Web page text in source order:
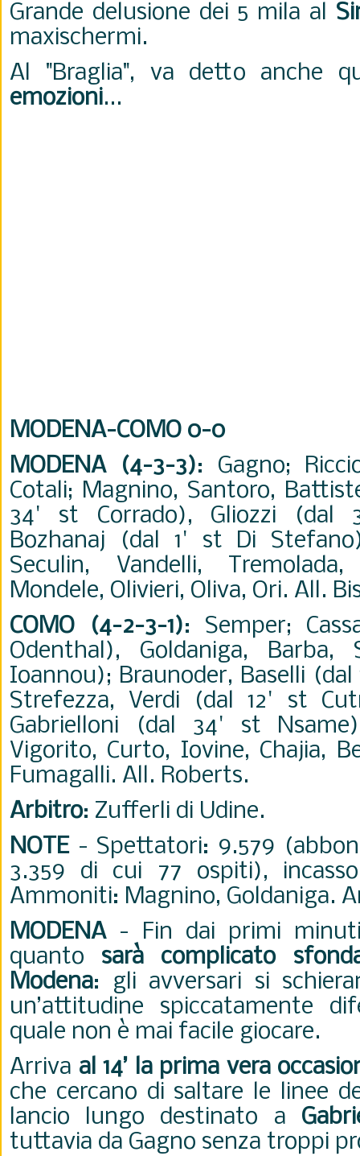
Grande delusione dei 5 mila al
maxischermi.
Al "Braglia", va detto anche
emozioni...
MODENA-COMO 0-0
MODENA (4-3-3): Gagno;
Cotali; Magnino, Santoro,
34' st Corrado), Gliozzi (dal
Bozhanaj (dal 1' st Di
Seculin, Vandelli,
Mondele, Olivieri, Oliva, Ori. All.
COMO (4-2-3-1): Semper;
Odenthal), Goldaniga,
Ioannou); Braunoder, Baselli
Strefezza, Verdi (dal 12' st
Gabrielloni (dal 34' st
Vigorito, Curto, Iovine, Chajia,
Fumagalli. All. Roberts.
Arbitro: Zufferli di Udine.
NOTE - Spettatori: 9.579
3.359 di cui 77 ospiti),
Ammoniti: Magnino, Goldaniga.
MODENA - Fin dai primi
quanto sarà complicato
Modena: gli avversari si
un’attitudine spiccatamente
quale non è mai facile giocare.
Arriva al 14’ la prima vera
che cercano di saltare le linee
lancio lungo destinato a
tuttavia da Gagno senza troppi